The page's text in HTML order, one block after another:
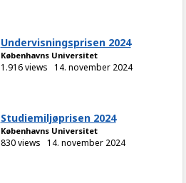
Undervisningsprisen 2024
Københavns Universitet
1.916 views 14. november 2024
Studiemiljøprisen 2024
Københavns Universitet
830 views 14. november 2024